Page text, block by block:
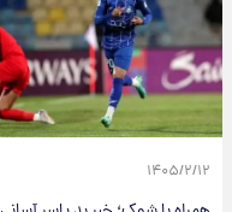
۱۴۰۵/۲/۱۲